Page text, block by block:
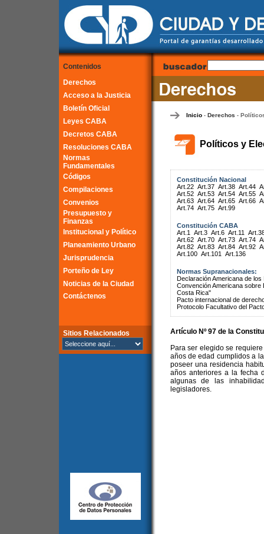
Contenidos
Derechos
Acceso a la Justicia
Boletín Oficial
Leyes CABA
Decretos CABA
Resoluciones CABA
Normas
Fundamentales
Códigos
Compilaciones
Convenios
Presupuesto y
Finanzas
Institucional y Político
Planeamiento Urbano
Jurisprudencia
Porteño de Ley
Noticias de la Ciudad
Contáctenos
Sitios Relacionados
Inicio- Derechos -
Políticos y
Constitución Nacional
Art.22 Art.37 Art.38 Art.44
Art.52 Art.53 Art.54 Art.55
Art.63 Art.64 Art.65 Art.66
Art.74 Art.75 Art.99
Constitución CABA
Art.1
Art.3 Art.6 Art.11
Art.62 Art.70 Art.73 Art.74
Art.82 Art.83 Art.84 Art.92
Art.100 Art.101 Art.136
Normas Supranacionales:
Declaración Americana de
Convención Americana
Costa Rica"
Pacto internacional de
Protocolo Facultativo del
Artículo Nº 97 de la
Para ser elegido se
años de edad cumplidos a
poseer una residencia
años anteriores a la fecha
algunas de las
legisladores.